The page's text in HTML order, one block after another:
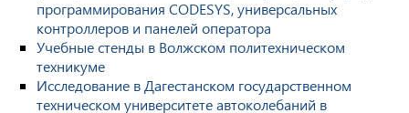
программирования CODESYS, универсальных
контроллеров и панелей оператора
Учебные стенды в Волжском политехническом
техникуме
Исследование в Дагестанском государственном
техническом университете автоколебаний в